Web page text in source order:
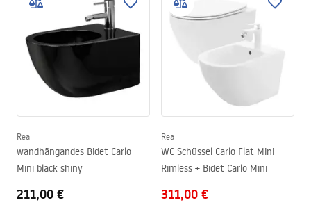
Rea
wandhängandes Bidet Carlo
Mini black shiny
211,00 €
Rea
WC Schüssel Carlo Flat Mini
Rimless + Bidet Carlo Mini
311,00 €